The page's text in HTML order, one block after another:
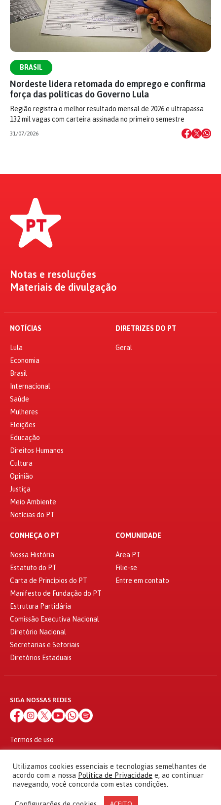
BRASIL
Nordeste lidera retomada do emprego e confirma
força das políticas do Governo Lula
Região registra o melhor resultado mensal de 2026 e ultrapassa
132 mil vagas com carteira assinada no primeiro semestre
31/07/2026
Notas e resoluções
Materiais de divulgação
NOTÍCIAS
Lula
Economia
Brasil
Internacional
Saúde
Mulheres
Eleições
Educação
Direitos Humanos
Cultura
Opinião
Justiça
Meio Ambiente
Notícias do PT
DIRETRIZES DO PT
Geral
CONHEÇA O PT
Nossa História
Estatuto do PT
Carta de Princípios do PT
Manifesto de Fundação do PT
Estrutura Partidária
Comissão Executiva Nacional
Diretório Nacional
Secretarias e Setoriais
Diretórios Estaduais
COMUNIDADE
Área PT
Filie-se
Entre em contato
SIGA NOSSAS REDES
Termos de uso
© 2010 - 2026
Partido dos Trabalhadores Todos os direitos reservados
Utilizamos cookies essenciais e tecnologias semelhantes de
acordo com a nossa Política de Privacidade e, ao continuar
navegando, você concorda com estas condições.